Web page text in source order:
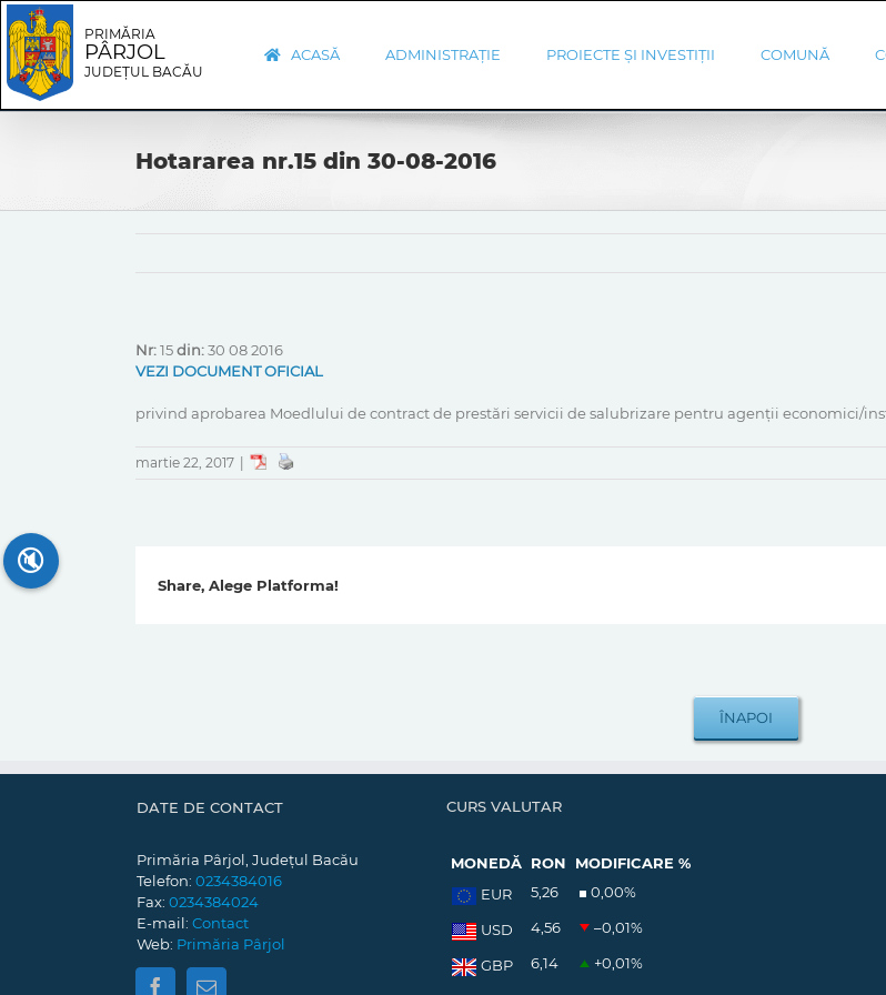
Skip
to
content
Skip
Navigation
PRIMĂRIA
PÂRJOL
JUDEȚUL BACĂU
ACASĂ ADMINISTRAȚIE PROIECTE ȘI INVESTIȚII COMUNĂ
Hotararea nr.15 din 30-08-2016
Nr:15din:30 08 2016
VEZI DOCUMENT OFICIAL
privind aprobarea Moedlului de contract de prestări servicii de salubrizare pentru agenții economici/
martie 22, 2017
Share, Alege Platforma!
DATE DE CONTACT
Primăria Pârjol, Județul Bacău
Telefon: 0234384016
Fax: 0234384024
E-mail: Contact
Web: Primăria Pârjol
CURS VALUTAR
MONEDĂ RON
MODIFICARE %
EUR
5,26 0,00%
USD 4,56 –0,01%
GBP 6,14 +0,01%
🔇